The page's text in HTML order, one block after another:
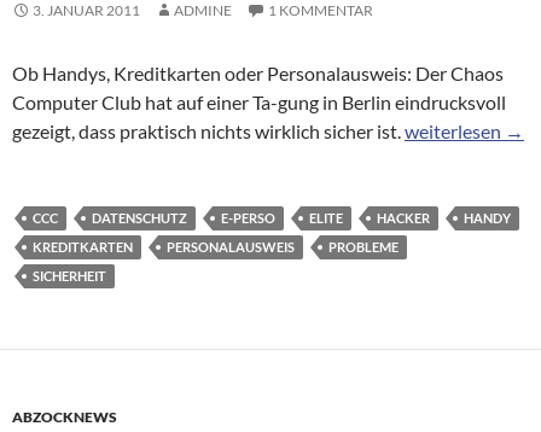
3. JANUAR 2011 ADMINE 1 KOMMENTAR
Ob Handys, Kreditkarten oder Personalausweis: Der Chaos
Computer Club hat auf einer Ta-gung in Berlin eindrucksvoll
gezeigt, dass praktisch nichts wirklich sicher ist.Chaos
weiterlesen →
CCC DATENSCHUTZ E-PERSO ELITE HACKER
HANDY
KREDITKARTEN
PERSONALAUSWEIS
PROBLEME
SICHERHEIT
ABZOCKNEWS